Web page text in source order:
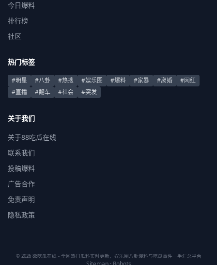
今日爆料
排行榜
社区
热门标签
#明星 #八卦 #热搜 #娱乐圈 #爆料 #家暴 #离婚
#网红
#直播
#翻车 #社会 #突发
关于我们
关于88吃瓜在线
联系我们
投稿爆料
广告合作
免责声明
隐私政策
© 2026 88吃瓜在线 - 全网热门瓜料实时更新，娱乐圈八卦爆料与吃瓜事件一手汇总平台